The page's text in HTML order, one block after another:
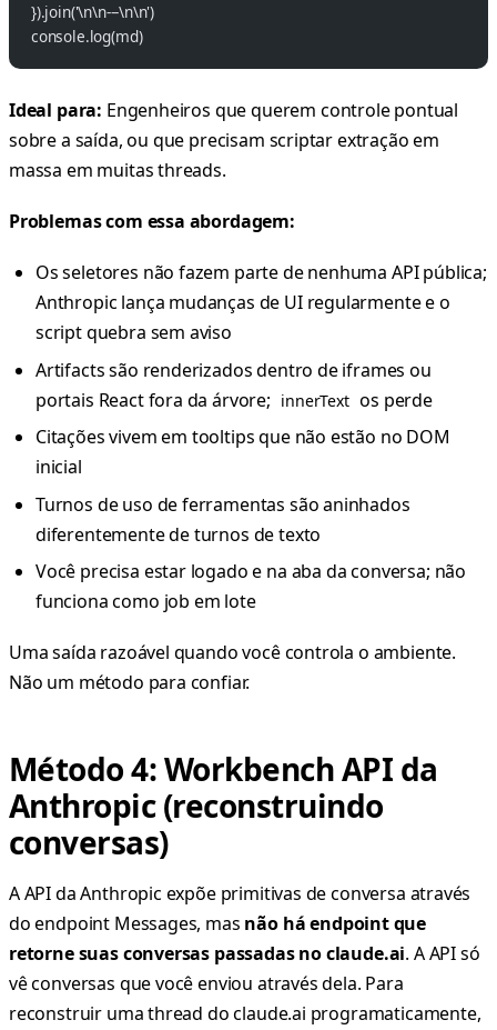
}).join('\n\n---\n\n')
console.log(md)
Ideal para: Engenheiros que querem controle pontual
sobre a saída, ou que precisam scriptar extração em
massa em muitas threads.
Problemas com essa abordagem:
Os seletores não fazem parte de nenhuma API pública;
Anthropic lança mudanças de UI regularmente e o
script quebra sem aviso
Artifacts são renderizados dentro de iframes ou
portais React fora da árvore; innerText os perde
Citações vivem em tooltips que não estão no DOM
inicial
Turnos de uso de ferramentas são aninhados
diferentemente de turnos de texto
Você precisa estar logado e na aba da conversa; não
funciona como job em lote
Uma saída razoável quando você controla o ambiente.
Não um método para confiar.
Método 4: Workbench API da
Anthropic (reconstruindo
conversas)
A API da Anthropic expõe primitivas de conversa através
do endpoint Messages, mas não há endpoint que
retorne suas conversas passadas no claude.ai. A API só
vê conversas que você enviou através dela. Para
reconstruir uma thread do claude.ai programaticamente,